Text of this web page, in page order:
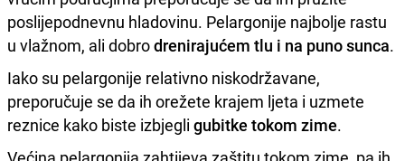
poslijepodnevnu hladovinu. Pelargonije najbolje rastu
u vlažnom, ali dobrodrenirajućem tlu i na puno sunca.
Iako su pelargonije relativno niskodržavane,
preporučuje se da ih orežete krajem ljeta i uzmete
reznice kako biste izbjegli gubitke tokom zime.